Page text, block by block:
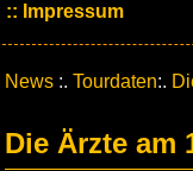
Impressum
News :. Tourdaten:.
Die Ärzte am